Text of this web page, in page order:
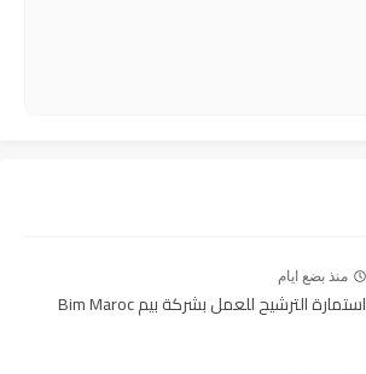
منذ بضع ايام
استمارة الترشيح للعمل بشركة بيم Bim Maroc